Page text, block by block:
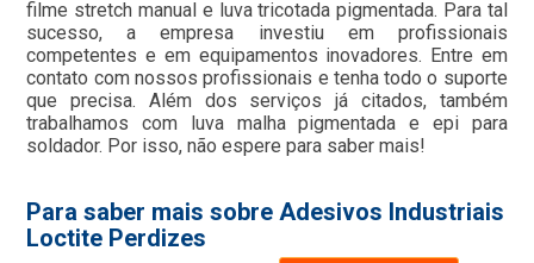
filme stretch manual e luva tricotada pigmentada. Para tal
sucesso, a empresa investiu em profissionais
competentes e em equipamentos inovadores. Entre em
contato com nossos profissionais e tenha todo o suporte
que precisa. Além dos serviços já citados, também
trabalhamos com luva malha pigmentada e epi para
soldador. Por isso, não espere para saber mais!
Para saber mais sobre Adesivos Industriais
Loctite Perdizes